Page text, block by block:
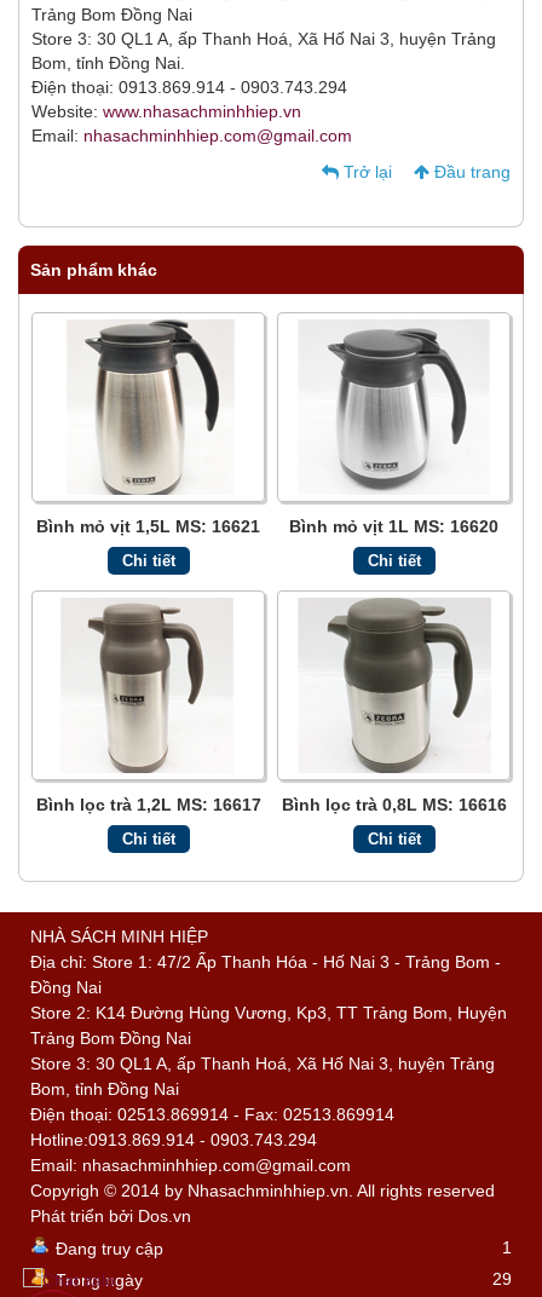
Trảng Bom Đồng Nai
Store 3: 30 QL1 A, ấp Thanh Hoá, Xã Hố Nai 3, huyện Trảng
Bom, tỉnh Đồng Nai.
Điện thoại: 0913.869.914 - 0903.743.294
Website: www.nhasachminhhiep.vn
Email: nhasachminhhiep.com@gmail.com
Trở lại
Đầu trang
Sản phẩm khác
Bình mỏ vịt 1,5L MS: 16621
Chi tiết
Bình mỏ vịt 1L MS: 16620
Chi tiết
Bình lọc trà 1,2L MS: 16617
Chi tiết
Bình lọc trà 0,8L MS: 16616
Chi tiết
NHÀ SÁCH MINH HIỆP
Địa chỉ: Store 1: 47/2 Ấp Thanh Hóa - Hố Nai 3 - Trảng Bom -
Đồng Nai
Store 2: K14 Đường Hùng Vương, Kp3, TT Trảng Bom, Huyện
Trảng Bom Đồng Nai
Store 3: 30 QL1 A, ấp Thanh Hoá, Xã Hố Nai 3, huyện Trảng
Bom, tỉnh Đồng Nai
Điện thoại: 02513.869914 - Fax: 02513.869914
Hotline:0913.869.914 - 0903.743.294
Email: nhasachminhhiep.com@gmail.com
Copyrigh © 2014 by Nhasachminhhiep.vn. All rights reserved
Phát triển bởi Dos.vn
Đang truy cập
1
Trong ngày
29